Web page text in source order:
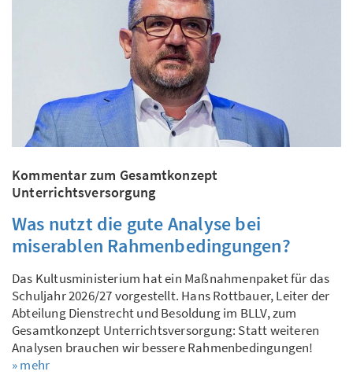
Kommentar zum Gesamtkonzept
Unterrichtsversorgung
Was nutzt die gute Analyse bei
miserablen Rahmenbedingungen?
Das Kultusministerium hat ein Maßnahmenpaket für das
Schuljahr 2026/27 vorgestellt. Hans Rottbauer, Leiter der
Abteilung Dienstrecht und Besoldung im BLLV, zum
Gesamtkonzept Unterrichtsversorgung: Statt weiteren
Analysen brauchen wir bessere Rahmenbedingungen!
» mehr